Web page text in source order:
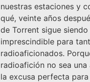
nuestras estaciones y
qué, veinte años
de Torrent sigue
imprescindible para
radioaficionados.
radioafición no sea una
la excusa perfecta